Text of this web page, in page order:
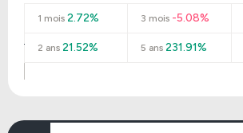
1 mois 2.72% 3 mois -5.08%
2 ans 21.52% 5 ans 231.91%